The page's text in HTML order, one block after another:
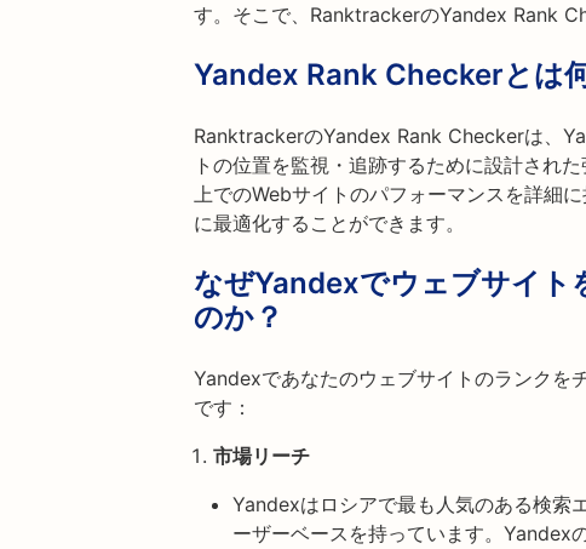
す。そこで、RanktrackerのYandex Rank
Yandex Rank Checkerとは
RanktrackerのYandex Rank Checkerは、
トの位置を監視・追跡するために設計され
上でのWebサイトのパフォーマンスを詳細
に最適化することができます。
なぜYandexでウェブサイト
のか？
Yandexであなたのウェブサイトのランクを
です：
市場リーチ
Yandexはロシアで最も人気のある検索
ーザーベースを持っています。Yandex